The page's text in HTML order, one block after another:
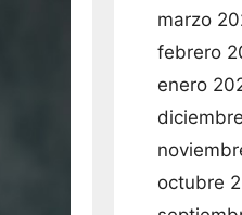
marzo
febrero
enero
octubre